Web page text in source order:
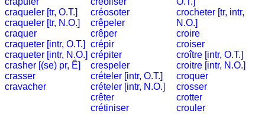
vocabulaire
pour
le
voyage
(pdf)
JEUX
Géographie
craqueler [tr, O.T.]
craqueler [tr, N.O.]
craquer
craqueter [intr, O.T.]
craqueter [intr, N.O.]
crasher [(se) pr, Ê]
crasser
cravacher
créosoter
crêpeler
crêper
crépir
crépiter
crespeler
crételer [intr, O.T.]
crételer [intr, N.O.]
crêter
crétiniser
crocheter [tr, intr,
N.O.]
croire
croiser
croître [intr, O.T.]
croitre [intr, N.O.]
croquer
crosser
crotter
crouler